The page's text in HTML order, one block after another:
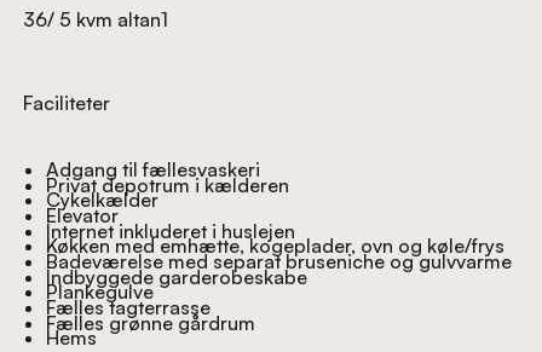
36/ 5 kvm altan1
Faciliteter
Adgang til fællesvaskeri
Privat depotrum i kælderen
Cykelkælder
Elevator
Internet inkluderet i huslejen
Køkken med emhætte, kogeplader, ovn og køle/frys
Badeværelse med separat bruseniche og gulvvarme
Indbyggede garderobeskabe
Plankegulve
Fælles tagterrasse
Fælles grønne gårdrum
Hems